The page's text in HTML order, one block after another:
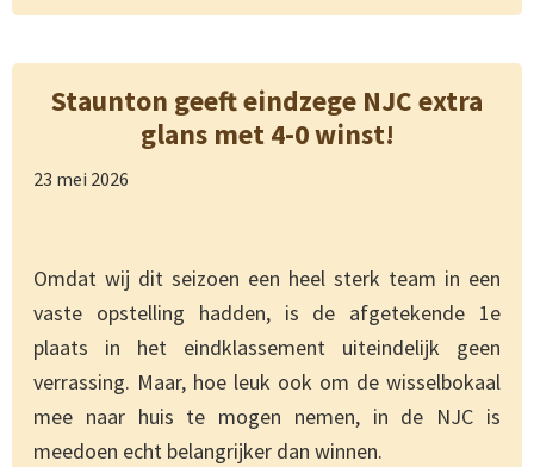
Staunton geeft eindzege NJC extra
glans met 4-0 winst!
23 mei 2026
Omdat wij dit seizoen een heel sterk team in een
vaste opstelling hadden, is de afgetekende 1e
plaats in het eindklassement uiteindelijk geen
verrassing. Maar, hoe leuk ook om de wisselbokaal
mee naar huis te mogen nemen, in de NJC is
meedoen echt belangrijker dan winnen.